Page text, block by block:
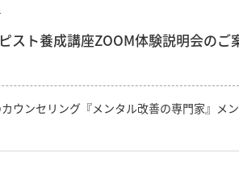
スト養成講座ZOOM体験説明会の
ウンセリング『メンタル改善の専門家』メ